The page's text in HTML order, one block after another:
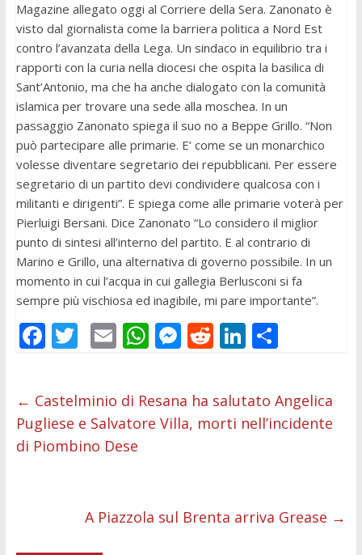
Magazine allegato oggi al Corriere della Sera. Zanonato è
visto dal giornalista come la barriera politica a Nord Est
contro l’avanzata della Lega. Un sindaco in equilibrio tra i
rapporti con la curia nella diocesi che ospita la basilica di
Sant’Antonio, ma che ha anche dialogato con la comunità
islamica per trovare una sede alla moschea. In un
passaggio Zanonato spiega il suo no a Beppe Grillo. “Non
può partecipare alle primarie. E’ come se un monarchico
volesse diventare segretario dei repubblicani. Per essere
segretario di un partito devi condividere qualcosa con i
militanti e dirigenti”. E spiega come alle primarie voterà per
Pierluigi Bersani. Dice Zanonato “Lo considero il miglior
punto di sintesi all’interno del partito. E al contrario di
Marino e Grillo, una alternativa di governo possibile. In un
momento in cui l’acqua in cui gallegia Berlusconi si fa
sempre più vischiosa ed inagibile, mi pare importante”.
F
b
o
T
itt
er
E
ai
l
W
s
A
M
ss
e
n
R
di
t
Li
k
e
dI
C
n
di
vi
← Castelminio di Resana ha salutato Angelica
Pugliese e Salvatore Villa, morti nell’incidente
di Piombino Dese
A Piazzola sul Brenta arriva Grease →